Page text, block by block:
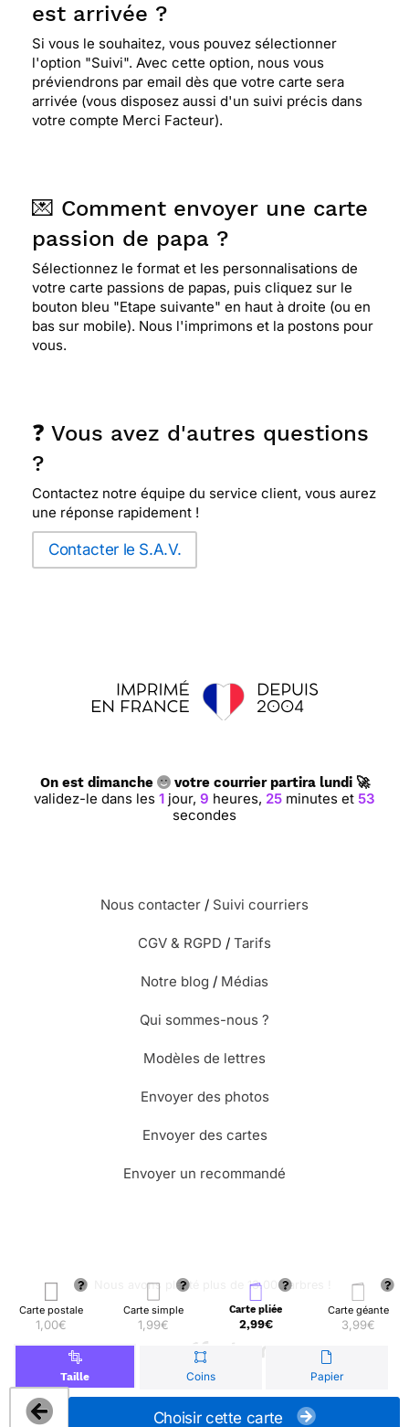
Carte postale
1,00€
Carte simple
1,99€
Carte pliée
2,99€
Carte géante
3,99€
Taille Coins Papier
Choisir cette carte
est arrivée ?
Si vous le souhaitez, vous pouvez sélectionner
l'option "Suivi". Avec cette option, nous vous
préviendrons par email dès que votre carte sera
arrivée (vous disposez aussi d'un suivi précis dans
votre compte Merci Facteur).
💌 Comment envoyer une carte
passion de papa ?
Sélectionnez le format et les personnalisations de
votre carte passions de papas, puis cliquez sur le
bouton bleu "Etape suivante" en haut à droite (ou en
bas sur mobile). Nous l'imprimons et la postons pour
vous.
❓ Vous avez d'autres questions
?
Contactez notre équipe du service client, vous aurez
une réponse rapidement !
Contacter le S.A.V.
On est dimanche votre courrier partira lundi 🚀
validez-le dans les1 jour,9 heures, 25 minutes et52
secondes
Nous contacter / Suivi courriers
CGV & RGPD / Tarifs
Notre blog / Médias
Qui sommes-nous ?
Modèles de lettres
Envoyer des photos
Envoyer des cartes
Envoyer un recommandé
🌳 Nous avons planté plus de 13.000 arbres !
© Merci Facteur